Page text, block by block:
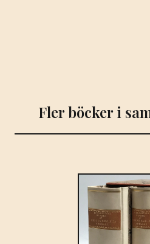
Fler böcker i